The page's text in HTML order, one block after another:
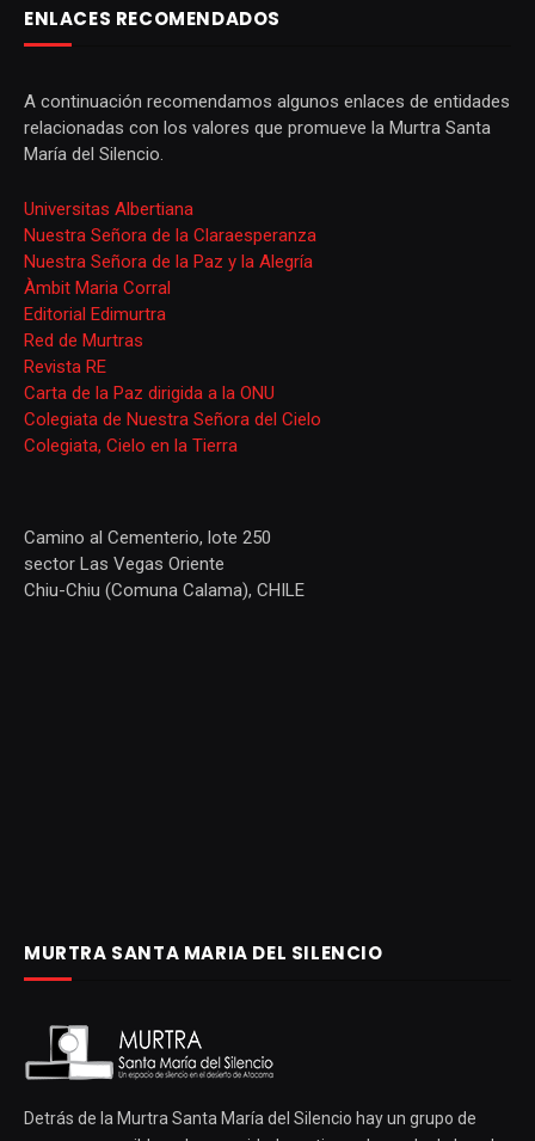
ENLACES RECOMENDADOS
A continuación recomendamos algunos enlaces de entidades
relacionadas con los valores que promueve la Murtra Santa
María del Silencio.
Universitas Albertiana
Nuestra Señora de la Claraesperanza
Nuestra Señora de la Paz y la Alegría
Àmbit Maria Corral
Editorial Edimurtra
Red de Murtras
Revista RE
Carta de la Paz dirigida a la ONU
Colegiata de Nuestra Señora del Cielo
Colegiata, Cielo en la Tierra
Camino al Cementerio, lote 250
sector Las Vegas Oriente
Chiu-Chiu (Comuna Calama), CHILE
MURTRA SANTA MARIA DEL SILENCIO
Detrás de la Murtra Santa María del Silencio hay un grupo de